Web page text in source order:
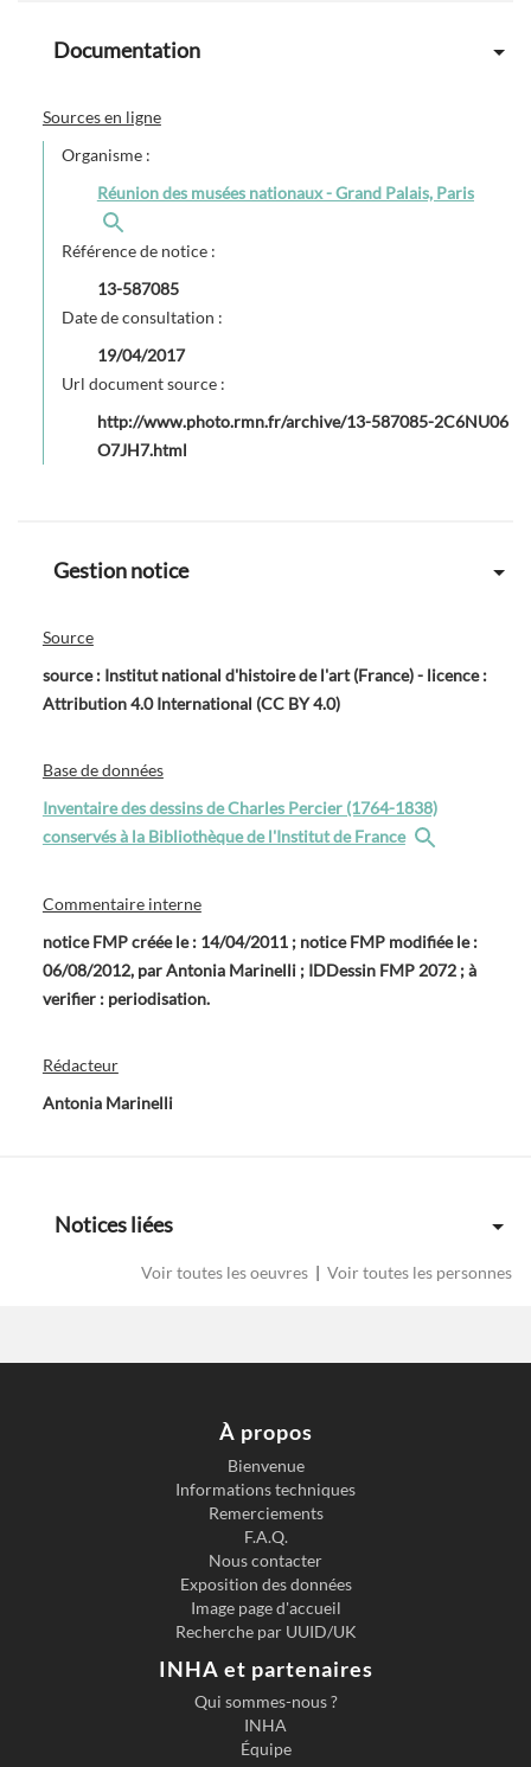
Documentation
Sources en ligne
Organisme :
Réunion des musées nationaux - Grand Palais, Paris
Référence de notice :
13-587085
Date de consultation :
19/04/2017
Url document source :
http://www.photo.rmn.fr/archive/13-587085-2C6NU06
O7JH7.html
Gestion notice
Source
source : Institut national d'histoire de l'art (France) - licence :
Attribution 4.0 International (CC BY 4.0)
Base de données
Inventaire des dessins de Charles Percier (1764-1838)
conservés à la Bibliothèque de l'Institut de France
Commentaire interne
notice FMP créée le : 14/04/2011 ; notice FMP modifiée le :
06/08/2012, par Antonia Marinelli ; IDDessin FMP 2072 ; à
verifier : periodisation.
Rédacteur
Antonia Marinelli
Notices liées
Voir toutes les oeuvres | Voir toutes les personnes
À propos
Bienvenue
Informations techniques
Remerciements
F.A.Q.
Nous contacter
Exposition des données
Image page d'accueil
Recherche par UUID/UK
INHA et partenaires
Qui sommes-nous ?
INHA
Équipe